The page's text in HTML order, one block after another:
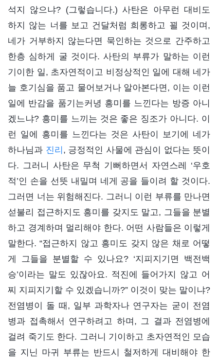
석지 않으냐? (그렇습니다.) 사탄은 아무런 대비도
하지 않는 너를 보고 건달처럼 희롱하고 꾈 것이며,
네가 거부하지 않는다면 묵인하는 것으로 간주하고
한층 심하게 굴 것이다. 사탄의 부류가 말하는 이런
기이한 일, 초자연적이고 비정상적인 일에 대해 네가
늘 호기심을 품고 물어보거나 알아본다면, 이는 이런
일에 반감을 품기는커녕 흥미를 느낀다는 방증 아니
겠느냐? 흥미를 느끼는 것은 좋은 징조가 아니다. 이
런 일에 흥미를 느낀다는 것은 사탄이 보기에 네가
하나님과 진리 , 긍정적인 사물에 관심이 없다는 뜻이
다. 그러니 사탄은 무척 기뻐하면서 자연스레 ‘우호
적’인 손을 선뜻 내밀며 네게 공을 들이려 할 것이다.
그러면 너는 위험해진다. 그러니 이런 부류를 만나면
섣불리 접근하지도 흥미를 갖지도 말고, 그들을 분별
하고 경계하며 멀리해야 한다. 어떤 사람들은 이렇게
말한다. “접근하지 않고 흥미도 갖지 않은 채로 어떻
게 그들을 분별할 수 있나요? ‘지피지기면 백전백
승’이라는 말도 있잖아요. 적진에 들어가지 않고 어
찌 지피지기할 수 있겠습니까?” 이것이 맞는 말이냐?
전염병이 돌 때, 일부 과학자나 연구자는 굳이 전염
병과 접촉해서 연구하려고 하며, 그 결과 전염병에
걸려 죽기도 한다. 그러니 기이하고 초자연적인 모습
을 지닌 마귀 부류는 반드시 철저하게 대비해야 한